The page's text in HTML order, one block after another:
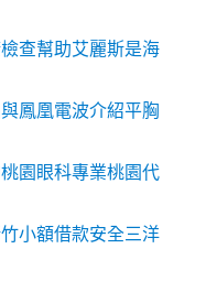
查幫助艾麗斯是海
鳳凰電波介紹平胸
園眼科專業桃園代
小額借款安全三洋